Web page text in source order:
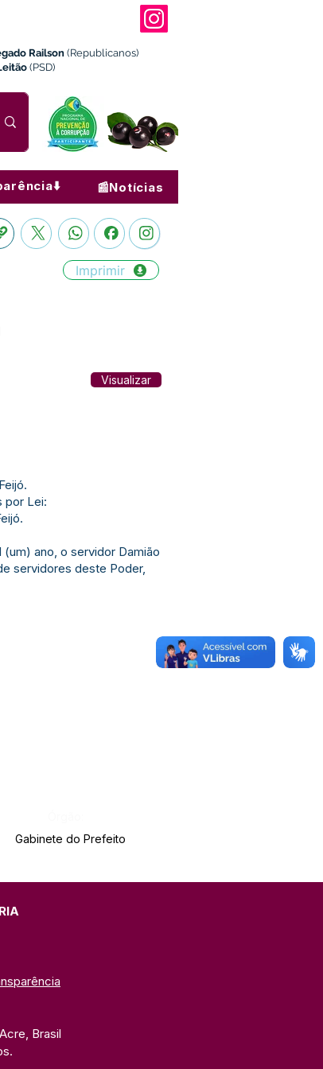
Railson (Republicanos)
(PSD)
📰Notícias
Imprimir
Visualizar
por Lei:
ano, o servidor Damião
servidores deste Poder,
Gabinete do Prefeito
Brasil